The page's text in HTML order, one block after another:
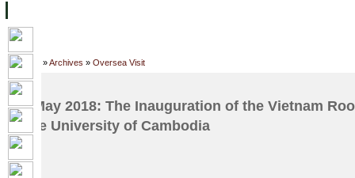
Home »Archives » Oversea Visit
7 May 2018: The Inauguration of the Vietnam
The University of Cambodia